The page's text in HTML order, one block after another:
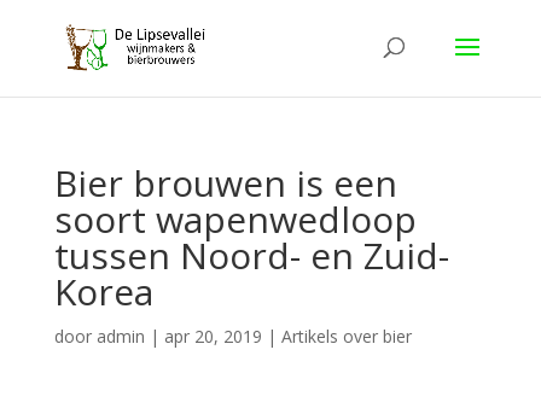
Bier brouwen is een
soort wapenwedloop
tussen Noord- en Zuid-
Korea
door admin | apr 20, 2019 | Artikels over bier